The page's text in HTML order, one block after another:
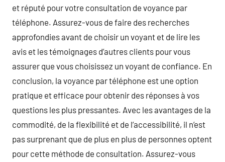
et réputé pour votre consultation de voyance par
téléphone. Assurez-vous de faire des recherches
approfondies avant de choisir un voyant et de lire les
avis et les témoignages d’autres clients pour vous
assurer que vous choisissez un voyant de confiance. En
conclusion, la voyance par téléphone est une option
pratique et efficace pour obtenir des réponses à vos
questions les plus pressantes. Avec les avantages de la
commodité, de la flexibilité et de l’accessibilité, il n’est
pas surprenant que de plus en plus de personnes optent
pour cette méthode de consultation. Assurez-vous